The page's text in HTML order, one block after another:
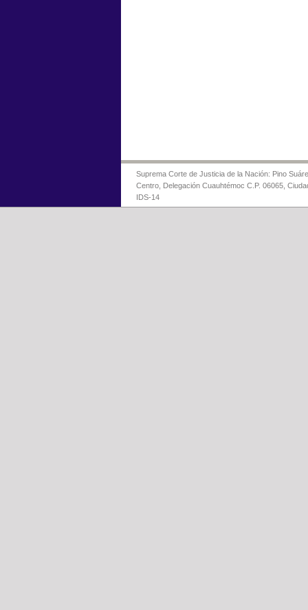
Suprema Corte de Justicia de la Nación: Pino
Centro, Delegación Cuauhtémoc C.P. 06065,
IDS-14